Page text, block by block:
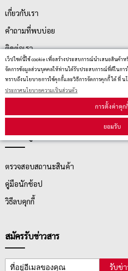
เว็ปไซต์นี้ใช้ cookie เพื่อสร้างประสบการณ์นำเสนอสินค้า
จัดการข้อมูลส่วนบุคคลให้ท่านได้รับประสบการณ์ที่ดีในการ
ทราบถึงนโยบายการใช้คุกกี้และวิธีการจัดการคุกกี้ ได้ ที่ น
ประกาศนโยบายความเป็นส่วนตัว
การตั้งค่าคุก
ยอมรับ
เกี่ยวกับเรา
คำถามที่พบบ่อย
ติดต่อเรา
ประกาศนโยบายความเป็นส่วนตัว
นโยบายการจัดส่ง
นโยบายการเปลี่ยน/คืน สินค้า
บริการลูกค้า
ตรวจสอบสถานะสินค้า
คู่มือนักช้อป
วิธีลบคุกกี้
สมัครรับข่าวสาร
รับข่